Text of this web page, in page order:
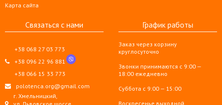
Карта сайта
Связаться с нами
+38 068 27 03 773
+38 096 22 96 881
+38 066 15 33 773
polotenca.org@gmail.com
г. Хмельницкий,
График работы
Заказ через корзину
круглосуточно
Звонки принимаются с 9:00 —
18:00 ежедневно
Суббота с 9:00 — 15:00
Воскресенье выходной